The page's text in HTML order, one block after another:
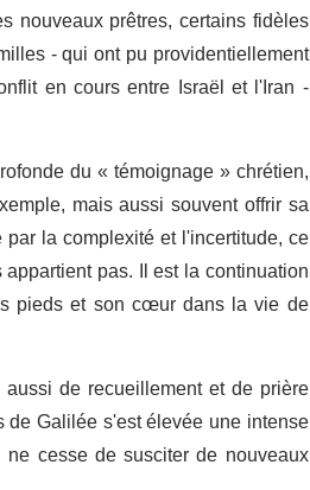
nouveaux prêtres, certains fidèles
- qui ont pu providentiellement
en cours entre Israël et l'Iran -
du « témoignage » chrétien,
mais aussi souvent offrir sa
la complexité et l'incertitude, ce
pas. Il est la continuation
pieds et son cœur dans la vie de
de recueillement et de prière
Galilée s'est élevée une intense
cesse de susciter de nouveaux